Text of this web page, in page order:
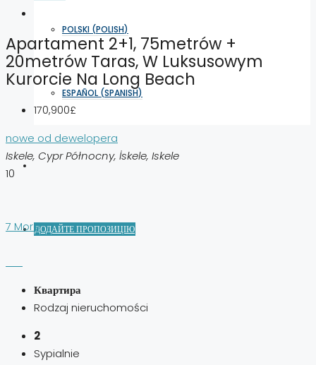
POLSKI (POLISH)
ESPAÑOL (SPANISH)
ДОДАЙТЕ ПРОПОЗИЦІЮ
Apartament 2+1, 75metrów +
20metrów Taras, W Luksusowym
Kurorcie Na Long Beach
170,900£
nowe od dewelopera
Iskele, Cypr Północny, İskele, Iskele
10
7 More
Квартира
Rodzaj nieruchomości
2
Sypialnie